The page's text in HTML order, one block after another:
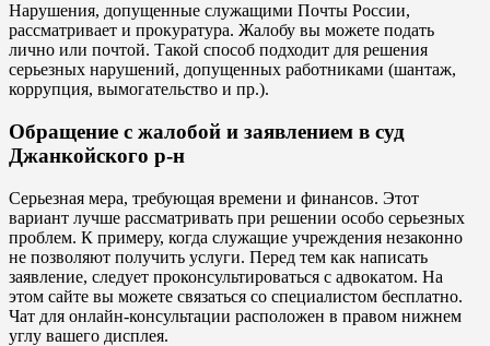
Нарушения, допущенные служащими Почты России,
рассматривает и прокуратура. Жалобу вы можете подать
лично или почтой. Такой способ подходит для решения
серьезных нарушений, допущенных работниками (шантаж,
коррупция, вымогательство и пр.).
Обращение с жалобой и заявлением в суд
Джанкойского р-н
Серьезная мера, требующая времени и финансов. Этот
вариант лучше рассматривать при решении особо серьезных
проблем. К примеру, когда служащие учреждения незаконно
не позволяют получить услуги. Перед тем как написать
заявление, следует проконсультироваться с адвокатом. На
этом сайте вы можете связаться со специалистом бесплатно.
Чат для онлайн-консультации расположен в правом нижнем
углу вашего дисплея.